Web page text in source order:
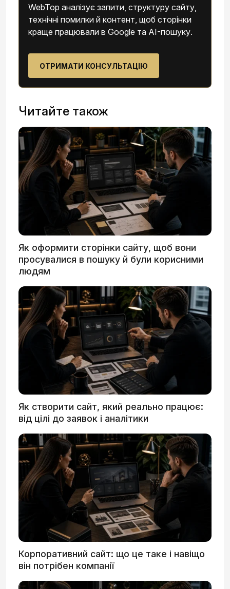
WebTop аналізує запити, структуру сайту,
технічні помилки й контент, щоб сторінки
краще працювали в Google та AI-пошуку.
ОТРИМАТИ КОНСУЛЬТАЦІЮ
Читайте також
Як оформити сторінки сайту, щоб вони
просувалися в пошуку й були корисними
людям
Як створити сайт, який реально працює:
від цілі до заявок і аналітики
Корпоративний сайт: що це таке і навіщо
він потрібен компанії